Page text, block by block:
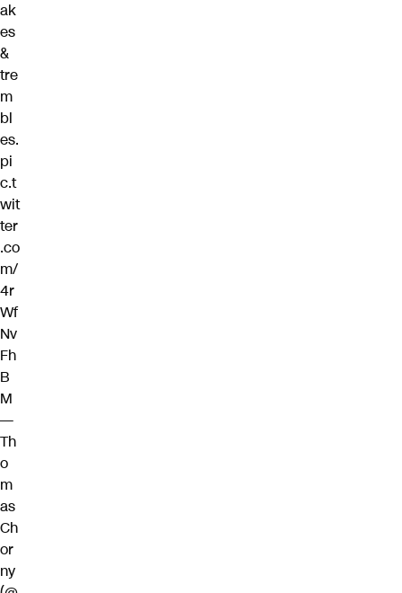
ak
es
&
tre
m
bl
es.
pi
c.t
wit
ter
.co
m/
4r
Wf
Nv
Fh
B
M
—
Th
o
m
as
Ch
or
ny